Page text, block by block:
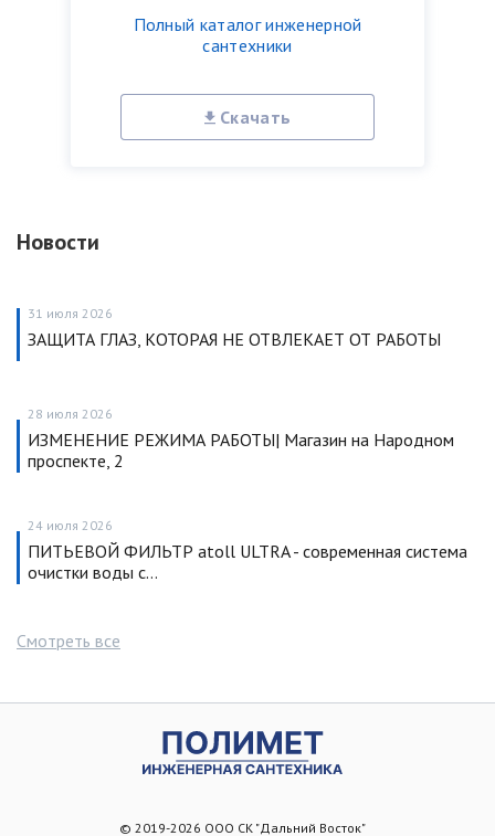
Полный каталог инженерной
сантехники
Скачать
Новости
31 июля 2026
ЗАЩИТА ГЛАЗ, КОТОРАЯ НЕ ОТВЛЕКАЕТ ОТ РАБОТЫ
28 июля 2026
ИЗМЕНЕНИЕ РЕЖИМА РАБОТЫ| Магазин на Народном
проспекте, 2
24 июля 2026
ПИТЬЕВОЙ ФИЛЬТР atoll ULTRA - современная система
очистки воды с…
Смотреть все
© 2019-2026 ООО СК "Дальний Восток"